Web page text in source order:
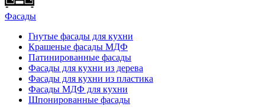
Фасады
Гнутые фасады для кухни
Крашеные фасады МДФ
Патинированные фасады
Фасады для кухни из дерева
Фасады для кухни из пластика
Фасады МДФ для кухни
Шпонированные фасады